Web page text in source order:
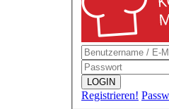
LOGIN
Registrieren!